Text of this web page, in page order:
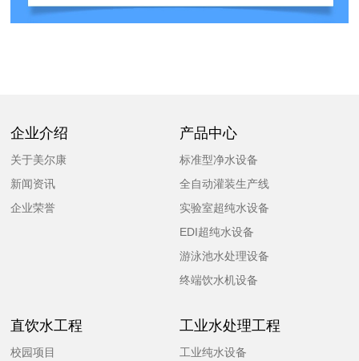
企业介绍
关于美尔康
新闻资讯
企业荣誉
产品中心
标准型净水设备
全自动灌装生产线
实验室超纯水设备
EDI超纯水设备
游泳池水处理设备
终端饮水机设备
直饮水工程
校园项目
工业水处理工程
工业纯水设备